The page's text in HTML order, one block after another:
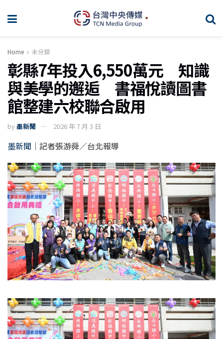
Home 未分類
彰縣7年投入6,550萬元 知識
與美學的邂逅 書福悅讀圖書
館整建六校聯合啟用
by墨新聞 2026 年 7 月 3 日
墨新聞 ｜記者張游舜／台北報導